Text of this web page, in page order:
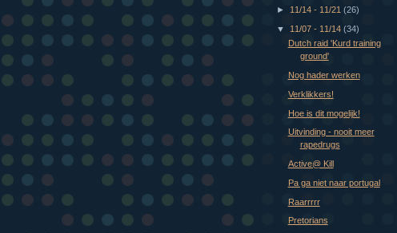
► 11/14 - 11/21(26)
▼ 11/07 - 11/14(34)
Dutch raid 'Kurd training
ground'
Nog hader werken
Verklikkers!
Hoe is dit mogelijk!
Uitvinding - nooit meer
rapedrugs
Active@ Kill
Pa ga niet naar portugal
Raarrrrr
Pretorians